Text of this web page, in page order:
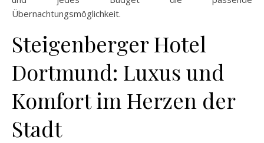
Übernachtungsmöglichkeit.
Steigenberger Hotel
Dortmund: Luxus und
Komfort im Herzen der
Stadt